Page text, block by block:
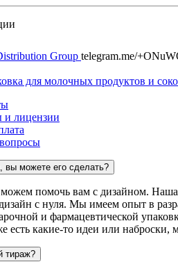
Group telegram.me/
для молочных продуктов и
и лицензии
вы можете его сделать?
помочь вам с дизайном. Наша
с нуля. Мы имеем опыт в
и фармацевтической
есть какие-то идеи или
тираж?